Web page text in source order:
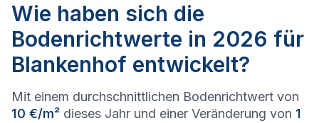
Wie haben sich die
Bodenrichtwerte in 2026 für
Blankenhof entwickelt?
Mit einem durchschnittlichen Bodenrichtwert von
10 €/m² dieses Jahr und einer Veränderung von 1